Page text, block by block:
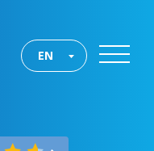
EN